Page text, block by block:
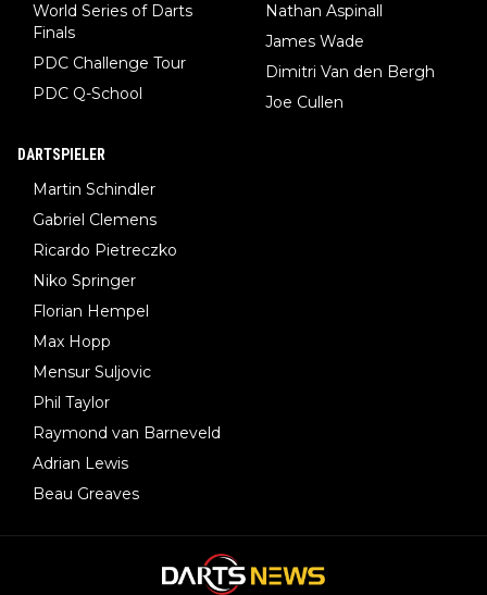
World Series of Darts
Finals
PDC Challenge Tour
PDC Q-School
Nathan Aspinall
James Wade
Dimitri Van den Bergh
Joe Cullen
DARTSPIELER
Martin Schindler
Gabriel Clemens
Ricardo Pietreczko
Niko Springer
Florian Hempel
Max Hopp
Mensur Suljovic
Phil Taylor
Raymond van Barneveld
Adrian Lewis
Beau Greaves